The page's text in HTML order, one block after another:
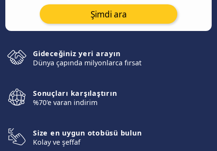
Şimdi ara
Gideceğiniz yeri arayın
Dünya çapında milyonlarca fırsat
Sonuçları karşılaştırın
%70'e varan indirim
Size en uygun otobüsü bulun
Kolay ve şeffaf